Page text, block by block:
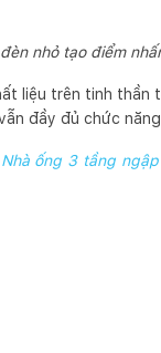
nhỏ tạo điểm
liệu trên tinh
đầy đủ chức
ống 3 tầng